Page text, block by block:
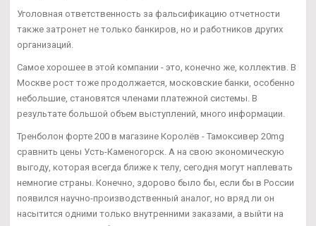
Уголовная ответственность за фальсификацию отчетности
также затронет не только банкиров, но и работников других
организаций.
Самое хорошее в этой компании - это, конечно же, коллектив. В
Москве рост тоже продолжается, московские банки, особенно
небольшие, становятся членами платежной системы. В
результате большой объем выступлений, много информации.
Тренболон форте 200 в магазине Королёв - Тамоксивер 20mg
сравнить цены Усть-Каменогорск. А на свою экономическую
выгоду, которая всегда ближе к телу, сегодня могут наплевать
немногие страны. Конечно, здорово было бы, если бы в России
появился научно-производственный аналог, но вряд ли он
насытится одними только внутренними заказами, а выйти на